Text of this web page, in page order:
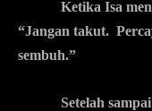
Ketika Isa
“Jangan takut.
sembuh.”
Setelah sampai di